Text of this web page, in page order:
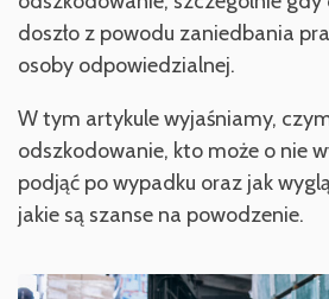
doszło z powodu zaniedbania
osoby odpowiedzialnej.
W tym artykule wyjaśniamy,
odszkodowanie, kto może o nie
podjąć po wypadku oraz jak
jakie są szanse na powodzenie.